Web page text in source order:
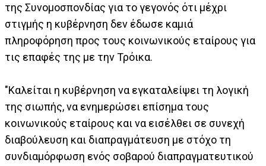
της Συνομοσπονδίας για το γεγονός ότι μέχρι
στιγμής η κυβέρνηση δεν έδωσε καμιά
πληροφόρηση προς τους κοινωνικούς εταίρους για
τις επαφές της με την Τρόικα.
"Καλείται η κυβέρνηση να εγκαταλείψει τη λογική
της σιωπής, να ενημερώσει επίσημα τους
κοινωνικούς εταίρους και να εισέλθει σε συνεχή
διαβούλευση και διαπραγμάτευση με στόχο τη
συνδιαμόρφωση ενός σοβαρού διαπραγματευτικού